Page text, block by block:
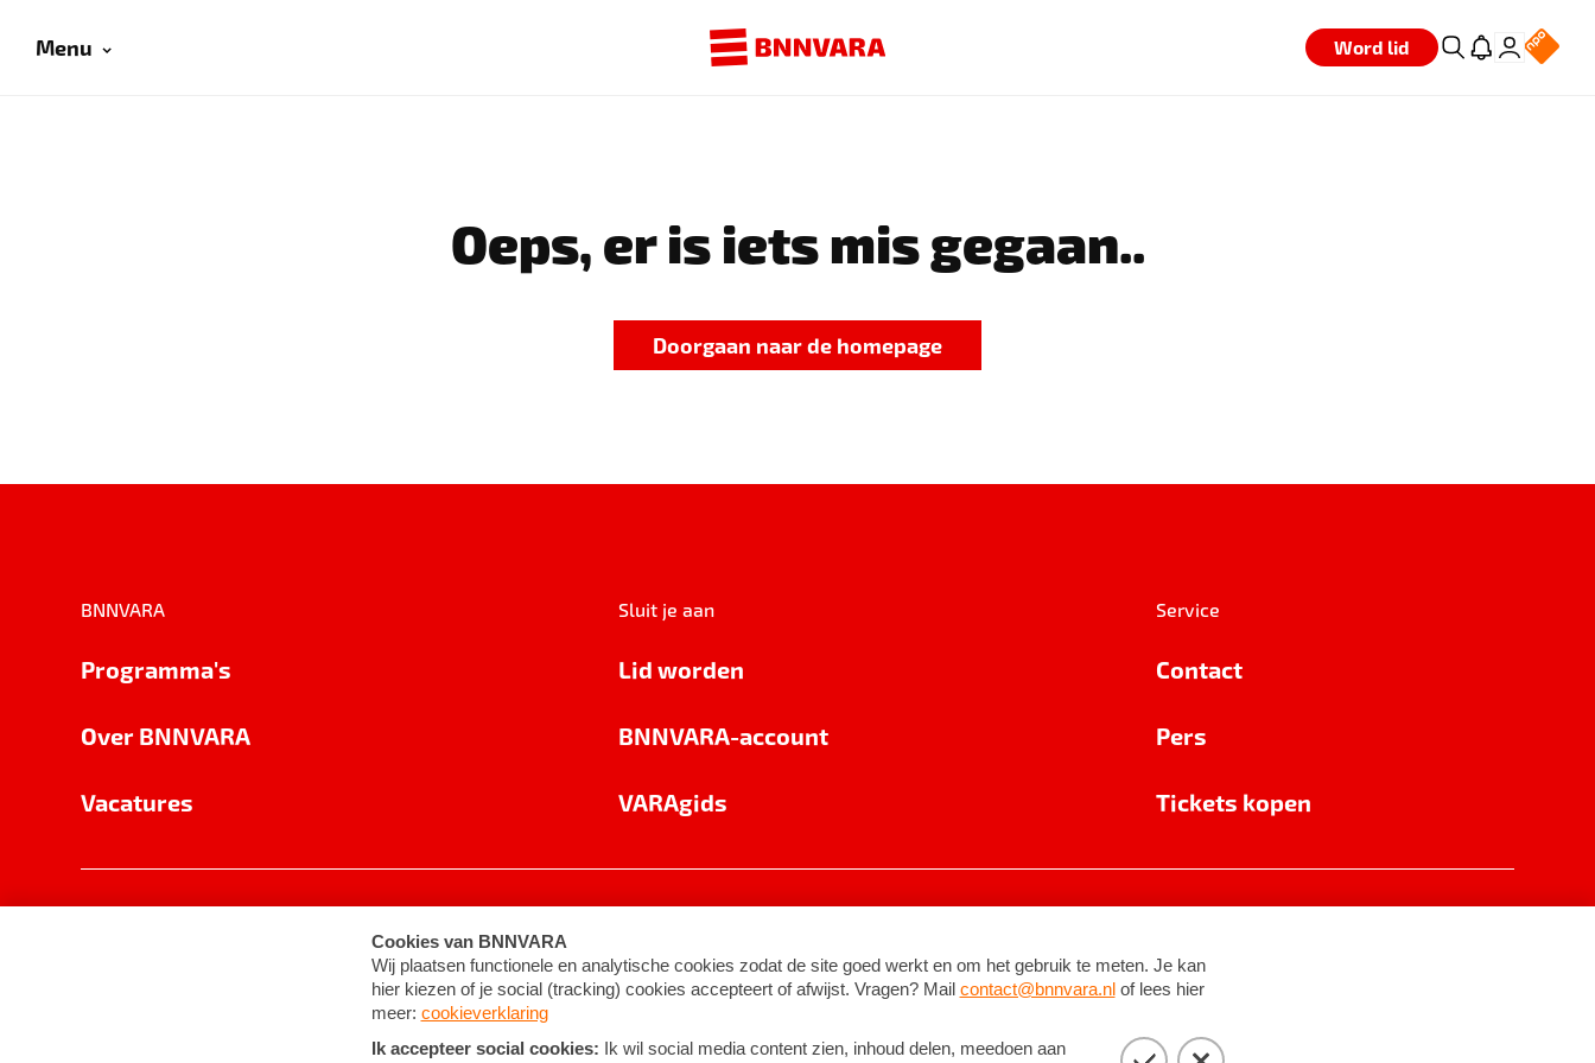
Menu Word lid
Oeps, er is iets mis gegaan..
Doorgaan naar de homepage
BNNVARA
Programma's
Over BNNVARA
Vacatures
Sluit je aan
Lid worden
BNNVARA-account
VARAgids
Service
Contact
Pers
Tickets kopen
Cookie-instellingen Algemene voorwaarden ©2026BNNVARA